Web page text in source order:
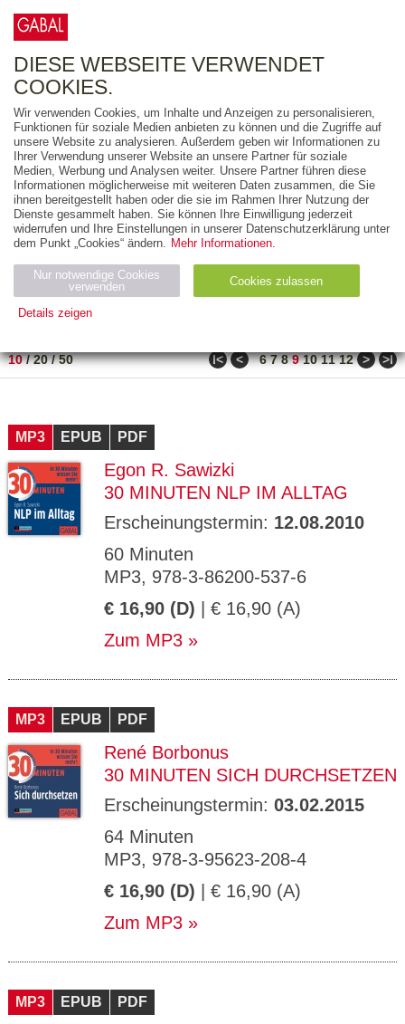
FREITEXT
AUSGABEART
AUS DER REIHE
ZUM THEMA
Neuerscheinung
Bestseller
PREIS
10/20/50 ǀ< < 6 7 8 9 10 11 12 > >ǀ
MP3 EPUB PDF
Egon R. Sawizki
30 MINUTEN NLP IM ALLTAG
Erscheinungstermin: 12.08.2010
60 Minuten
MP3, 978-3-86200-537-6
€ 16,90 (D) | € 16,90 (A)
Zum MP3
MP3 EPUB PDF
René Borbonus
30 MINUTEN SICH DURCHSETZEN
Erscheinungstermin: 03.02.2015
64 Minuten
MP3, 978-3-95623-208-4
€ 16,90 (D) | € 16,90 (A)
Zum MP3
MP3 EPUB PDF
DIESE WEBSEITE VERWENDET
COOKIES.
Wir verwenden Cookies, um Inhalte und Anzeigen zu personalisieren,
Funktionen für soziale Medien anbieten zu können und die Zugriffe auf
unsere Website zu analysieren. Außerdem geben wir Informationen zu
Ihrer Verwendung unserer Website an unsere Partner für soziale
Medien, Werbung und Analysen weiter. Unsere Partner führen diese
Informationen möglicherweise mit weiteren Daten zusammen, die Sie
ihnen bereitgestellt haben oder die sie im Rahmen Ihrer Nutzung der
Dienste gesammelt haben. Sie können Ihre Einwilligung jederzeit
widerrufen und Ihre Einstellungen in unserer Datenschutzerklärung unter
dem Punkt „Cookies“ ändern. Mehr Informationen.
Nur notwendige Cookies
verwenden
Cookies zulassen
Details zeigen
Name Zweck
Ty
ESSION
_ID
verlag.
de
Session verwendet
GV_CO
OKIES
gabal-
verlag.
Speichert den Zustimmungsstatus des
Benutzers für Cookies auf der aktuellen
Domäne.
ge